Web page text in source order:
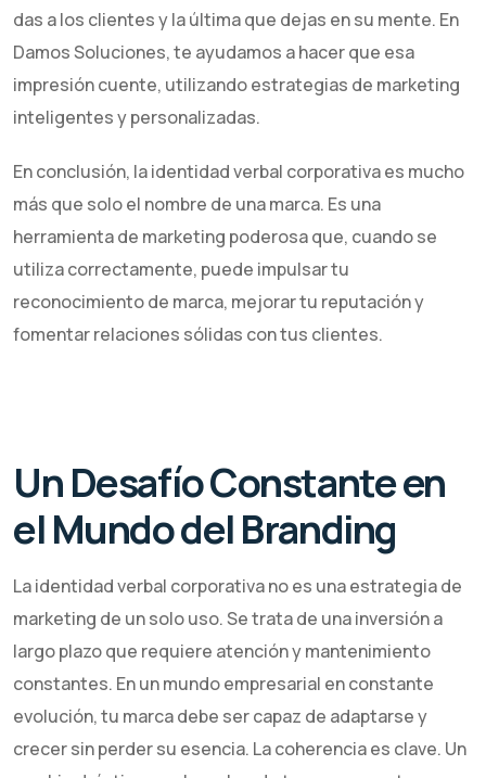
das a los clientes y la última que dejas en su mente. En
Damos Soluciones, te ayudamos a hacer que esa
impresión cuente, utilizando estrategias de marketing
inteligentes y personalizadas.
En conclusión, la identidad verbal corporativa es mucho
más que solo el nombre de una marca. Es una
herramienta de marketing poderosa que, cuando se
utiliza correctamente, puede impulsar tu
reconocimiento de marca, mejorar tu reputación y
fomentar relaciones sólidas con tus clientes.
Un Desafío Constante en
el Mundo del Branding
La identidad verbal corporativa no es una estrategia de
marketing de un solo uso. Se trata de una inversión a
largo plazo que requiere atención y mantenimiento
constantes. En un mundo empresarial en constante
evolución, tu marca debe ser capaz de adaptarse y
crecer sin perder su esencia. La coherencia es clave. Un